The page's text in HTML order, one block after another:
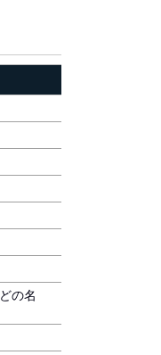
の名